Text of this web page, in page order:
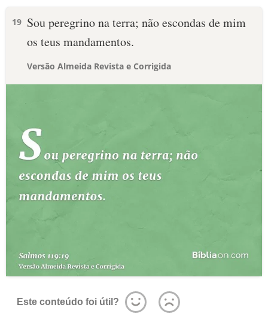
19 Sou peregrino na terra; não escondas de mim
os teus mandamentos.
Versão Almeida Revista e Corrigida
Este conteúdo foi útil?